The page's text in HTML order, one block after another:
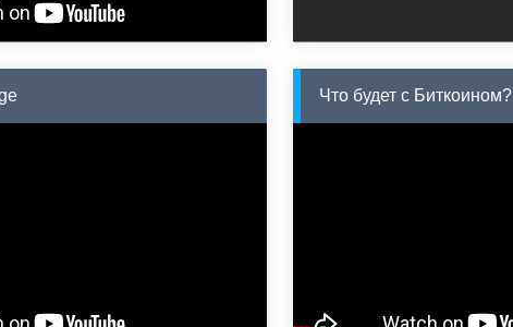
Что будет с Биткоином?